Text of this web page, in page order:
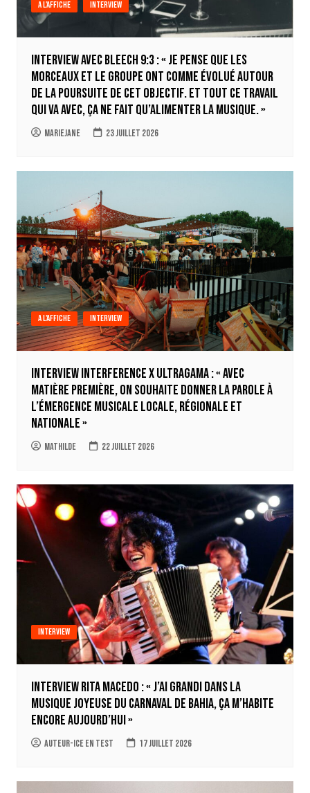
A l'affiche Interview
INTERVIEW AVEC BLEECH 9:3 : « Je pense que les
morceaux et le groupe ont comme évolué autour
de la poursuite de cet objectif. Et tout ce travail
qui va avec, ça ne fait qu’alimenter la musique. »
Mariejane 23 juillet 2026
A l'affiche Interview
Interview Interference x Ultragama : « Avec
Matière Première, on souhaite donner la parole à
l’émergence musicale locale, régionale et
nationale »
Mathilde 22 juillet 2026
Interview
Interview Rita Macedo : « J’ai grandi dans la
musique joyeuse du carnaval de Bahia, ça m’habite
encore aujourd’hui »
auteur-ice en test 17 juillet 2026